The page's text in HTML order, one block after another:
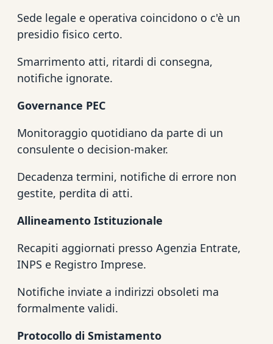
Sede legale e operativa coincidono o c'è un
presidio fisico certo.
Smarrimento atti, ritardi di consegna,
notifiche ignorate.
Governance PEC
Monitoraggio quotidiano da parte di un
consulente o decision-maker.
Decadenza termini, notifiche di errore non
gestite, perdita di atti.
Allineamento Istituzionale
Recapiti aggiornati presso Agenzia Entrate,
INPS e Registro Imprese.
Notifiche inviate a indirizzi obsoleti ma
formalmente validi.
Protocollo di Smistamento